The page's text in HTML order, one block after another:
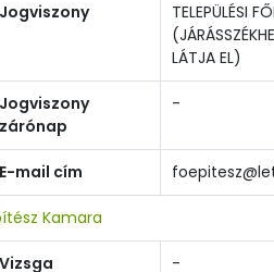
Jogviszony
TELEPÜLÉSI
LÁTJA EL)
Jogviszony
zárónap
-
E-mail cím
Kamara
Vizsga -